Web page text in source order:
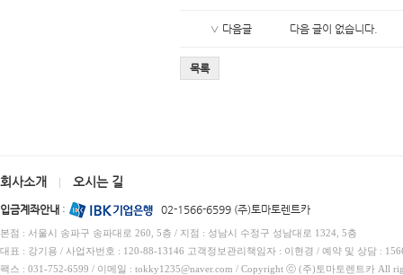
∨ 다음글 다음 글이 없습니다.
목록
회사소개 오시는 길
입금계좌안내 : 02-1566-6599 (주)토마토렌트카
본점 : 서울시 송파구 송파대로 260, 5층 / 지점 : 성남시 수정구 성남대로 1324, 5층
대표 : 강기용 / 사업자번호 : 120-88-13146 고객정보관리책임자 : 이현경 / 예약 및 상담 :
팩스 : 031-752-6599 / 이메일 : tokky1235@naver.com / Copyright ⓒ (주)토마토렌트카 All